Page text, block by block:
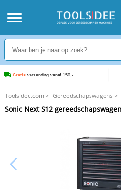
Gratis verzending vanaf 150,-
Toolsidee.com > Gereedschapswagens >
GEVULDE Gereedschapswagens
Sonic Next S12 gereedschapswagen 575-
Sonic Next S12